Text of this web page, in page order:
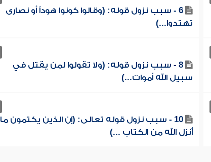
6 - سبب نزول قوله: (وقالوا كونوا هوداً أو نصارى
تهتدوا...)
8 - سبب نزول قوله: (ولا تقولوا لمن يقتل في
سبيل الله أموات...)
10 - سبب نزول قوله تعالى: (إن الذين يكتمون ما
أنزل الله من الكتاب ...)